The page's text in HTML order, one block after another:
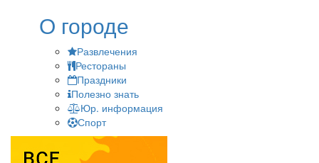
О городе
Развлечения
Рестораны
Праздники
Полезно знать
Юр. информация
Спорт